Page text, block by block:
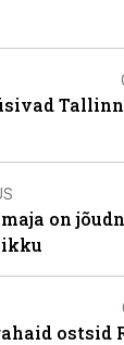
on
ostsid